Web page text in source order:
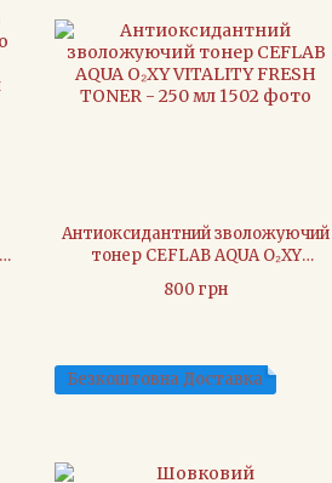
Антиоксидантний зволожуючий
тонер CEFLAB AQUA O₂XY
800 грн
Безкоштовна Доставка